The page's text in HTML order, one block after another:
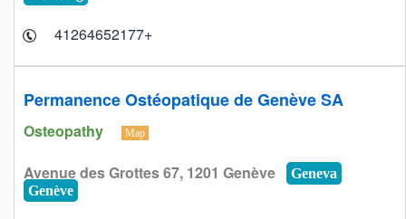
+41264652177
Permanence Ostéopatique de Genève SA
Osteopathy Map
Avenue des Grottes 67, 1201 Genève
Geneva
Genève